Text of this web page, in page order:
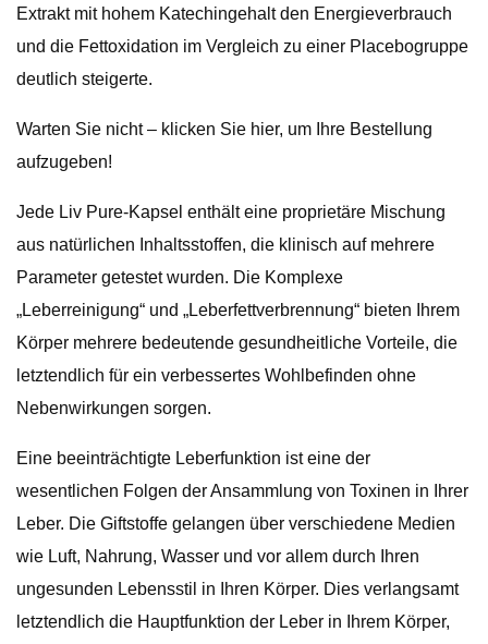
Extrakt mit hohem Katechingehalt den Energieverbrauch
und die Fettoxidation im Vergleich zu einer Placebogruppe
deutlich steigerte.
Warten Sie nicht – klicken Sie hier, um Ihre Bestellung
aufzugeben!
Jede Liv Pure-Kapsel enthält eine proprietäre Mischung
aus natürlichen Inhaltsstoffen, die klinisch auf mehrere
Parameter getestet wurden. Die Komplexe
„Leberreinigung“ und „Leberfettverbrennung“ bieten Ihrem
Körper mehrere bedeutende gesundheitliche Vorteile, die
letztendlich für ein verbessertes Wohlbefinden ohne
Nebenwirkungen sorgen.
Eine beeinträchtigte Leberfunktion ist eine der
wesentlichen Folgen der Ansammlung von Toxinen in Ihrer
Leber. Die Giftstoffe gelangen über verschiedene Medien
wie Luft, Nahrung, Wasser und vor allem durch Ihren
ungesunden Lebensstil in Ihren Körper. Dies verlangsamt
letztendlich die Hauptfunktion der Leber in Ihrem Körper,